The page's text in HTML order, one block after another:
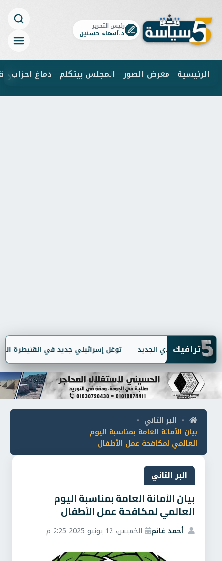
رئيس التحرير
د.أسماء حسنين
الرئيسية معرض الصور المجلس بيتكلم دماغ احزاب
5ترافيك توغل إسرائيلي جديد في القنيطرة
• البر التاني •
بيان الأمانة العامة بمناسبة اليوم
العالمي لمكافحة عمل الأطفال
البر التاني
بيان الأمانة العامة بمناسبة اليوم
العالمي لمكافحة عمل الأطفال
أحمد غانم الخميس، 12 يونيو 2025 2:25 م